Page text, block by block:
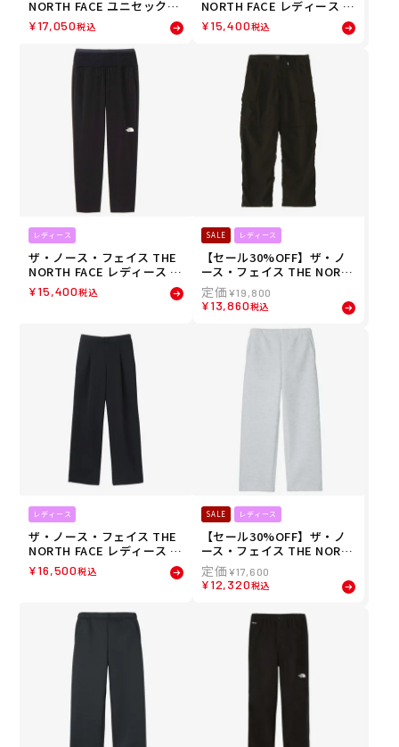
NORTH FACE ユニセックス
GAR スウェットパンツ ロン
グパンツ NB32667-AN 26SS
¥17,050税込
NORTH FACE レディース バ
ーブ アジャイル ランニング
パンツ NBW42677-UN 26SS
¥15,400税込
レディース
ザ・ノース・フェイス THE
NORTH FACE レディース バ
ーブ アジャイル ランニング
パンツ NBW42677-K 26SS
¥15,400税込
SALE レディース
【セール30%OFF】ザ・ノ
ース・フェイス THE NORT
H FACE レディース ジップ
オフ カーゴ パンツ ZIP-OFF
CARGO PANT ロングパンツ
NBW32532-K 26SS 春夏
¥19,800
¥13,860税込
レディース
ザ・ノース・フェイス THE
NORTH FACE レディース T
NF ビー フリー パンツ TNF
BE FREE PANT ロングパン
¥16,500税込
SALE レディース
【セール30%OFF】ザ・ノ
ース・フェイス THE NORT
H FACE ランニング トレー
ニング ウェア ボトムス ロン
グ パンツ 長ズボン テック
ECH AIR SWEAT PT NBW6
2581-WX レディース 女性 2
5FW 秋冬
¥17,600
¥12,320税込